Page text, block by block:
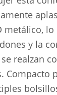
metálico,
y la
realzan
Compacto